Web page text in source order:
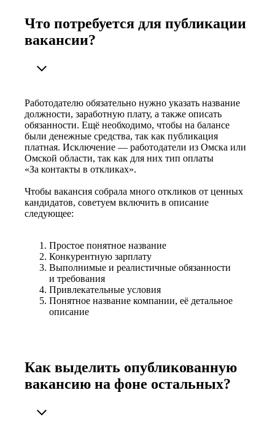
Что потребуется для публикации
вакансии?
Работодателю обязательно нужно указать название
должности, заработную плату, а также описать
обязанности. Ещё необходимо, чтобы на балансе
были денежные средства, так как публикация
платная. Исключение — работодатели из Омска или
Омской области, так как для них тип оплаты
«За контакты в откликах».
Чтобы вакансия собрала много откликов от ценных
кандидатов, советуем включить в описание
следующее:
Простое понятное название
Конкурентную зарплату
Выполнимые и реалистичные обязанности
и требования
Привлекательные условия
Понятное название компании, её детальное
описание
Как выделить опубликованную
вакансию на фоне остальных?